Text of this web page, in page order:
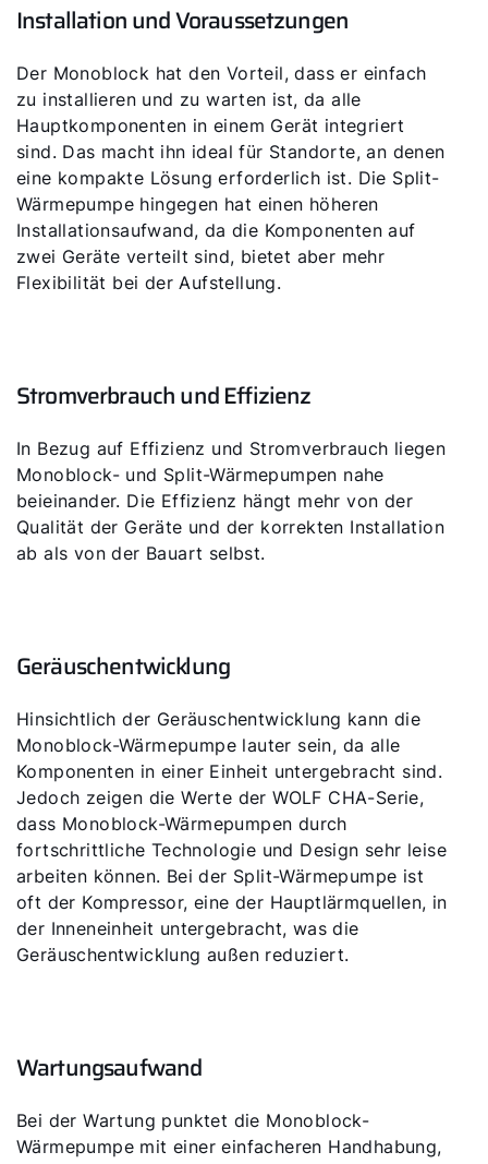
Installation und Voraussetzungen
Der Monoblock hat den Vorteil, dass er einfach
zu installieren und zu warten ist, da alle
Hauptkomponenten in einem Gerät integriert
sind. Das macht ihn ideal für Standorte, an denen
eine kompakte Lösung erforderlich ist. Die Split-
Wärmepumpe hingegen hat einen höheren
Installationsaufwand, da die Komponenten auf
zwei Geräte verteilt sind, bietet aber mehr
Flexibilität bei der Aufstellung.
Stromverbrauch und Effizienz
In Bezug auf Effizienz und Stromverbrauch liegen
Monoblock- und Split-Wärmepumpen nahe
beieinander. Die Effizienz hängt mehr von der
Qualität der Geräte und der korrekten Installation
ab als von der Bauart selbst.
Geräuschentwicklung
Hinsichtlich der Geräuschentwicklung kann die
Monoblock-Wärmepumpe lauter sein, da alle
Komponenten in einer Einheit untergebracht sind.
Jedoch zeigen die Werte der WOLF CHA-Serie,
dass Monoblock-Wärmepumpen durch
fortschrittliche Technologie und Design sehr leise
arbeiten können. Bei der Split-Wärmepumpe ist
oft der Kompressor, eine der Hauptlärmquellen, in
der Inneneinheit untergebracht, was die
Geräuschentwicklung außen reduziert.
Wartungsaufwand
Bei der Wartung punktet die Monoblock-
Wärmepumpe mit einer einfacheren Handhabung,